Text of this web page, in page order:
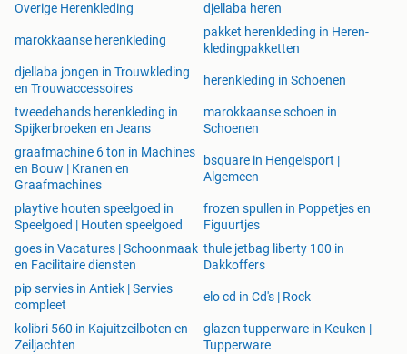
Overige Herenkleding
djellaba heren
marokkaanse herenkleding
pakket herenkleding in Heren-
kledingpakketten
djellaba jongen in Trouwkleding
en Trouwaccessoires
herenkleding in Schoenen
tweedehands herenkleding in
Spijkerbroeken en Jeans
marokkaanse schoen in
Schoenen
graafmachine 6 ton in Machines
en Bouw | Kranen en
Graafmachines
bsquare in Hengelsport |
Algemeen
playtive houten speelgoed in
Speelgoed | Houten speelgoed
frozen spullen in Poppetjes en
Figuurtjes
goes in Vacatures | Schoonmaak
en Facilitaire diensten
thule jetbag liberty 100 in
Dakkoffers
pip servies in Antiek | Servies
compleet
elo cd in Cd's | Rock
kolibri 560 in Kajuitzeilboten en
Zeiljachten
glazen tupperware in Keuken |
Tupperware